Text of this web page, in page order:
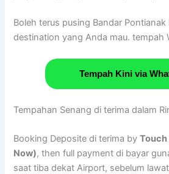
Boleh terus pusing Bandar Pontianak
destination yang Anda mau. tempah
Tempah Kini via
Tempahan Senang di terima dalam
Booking Deposite di terima byTouch
Now), then full payment di bayar
saat tiba dekat Airport, sebelum